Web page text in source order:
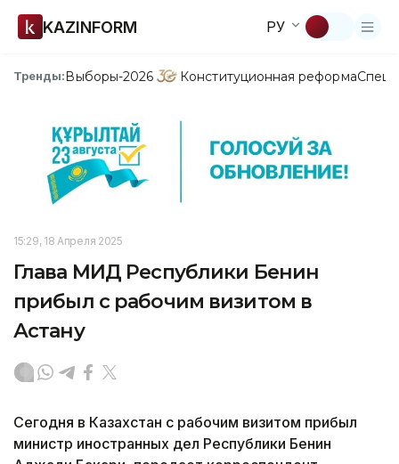
KAZINFORM РУ
Тренды:Выборы-2026 Конституционная реформа
15:29, 18 Апреля 2025
Глава МИД Республики Бенин
прибыл с рабочим визитом в
Астану
Сегодня в Казахстан с рабочим визитом прибыл
министр иностранных дел Республики Бенин